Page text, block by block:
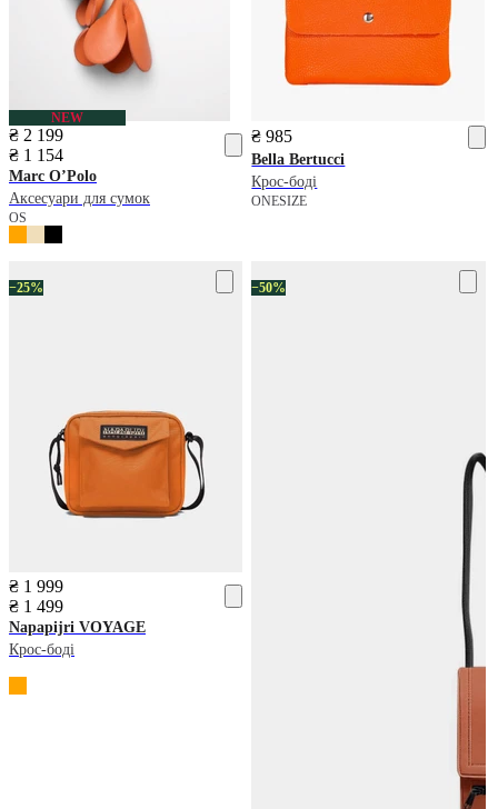
NEW
₴ 2 199
₴ 1 154
Marc O’Polo
Аксесуари для сумок
OS
₴ 985
Bella Bertucci
Крос-боді
ONESIZE
−25%
₴ 1 999
₴ 1 499
Napapijri VOYAGE
Крос-боді
−50%